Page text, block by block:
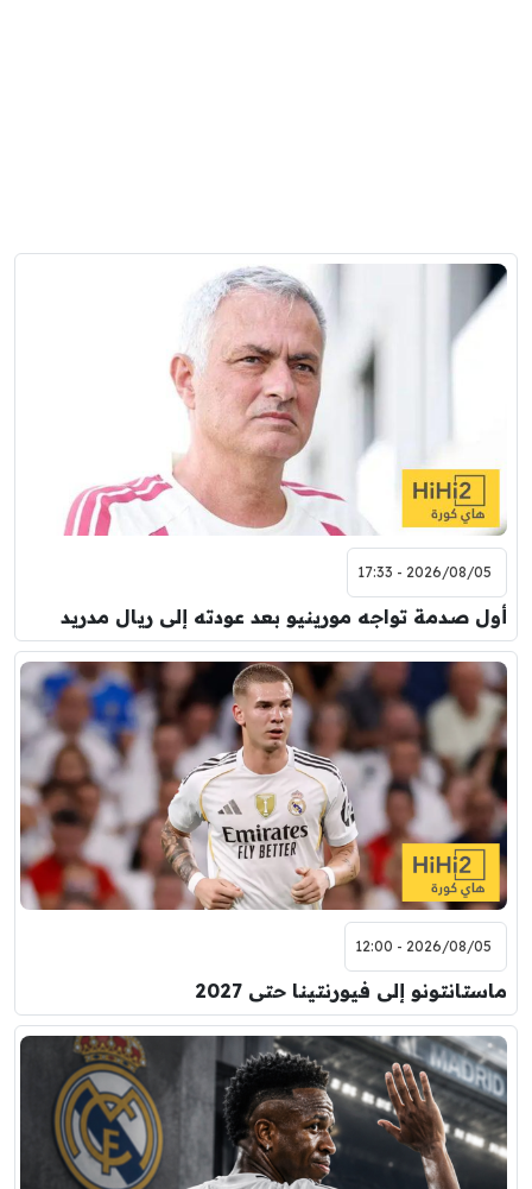
2026/08/05 - 17:33
أول صدمة تواجه مورينيو بعد عودته إلى ريال مدريد
2026/08/05 - 12:00
ماستانتونو إلى فيورنتينا حتى 2027